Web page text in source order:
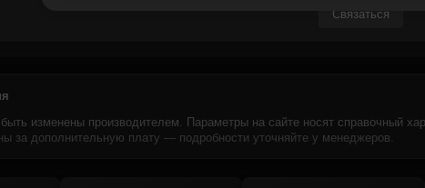
Связаться
быть изменены производителем. Параметры на сайте носят справочный
за дополнительную плату — подробности уточняйте у менеджеров.